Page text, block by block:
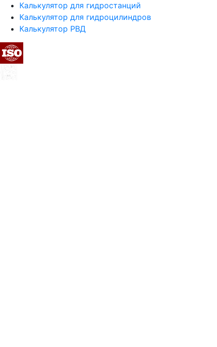
Калькулятор для гидростанций
Калькулятор для гидроцилиндров
Калькулятор РВД